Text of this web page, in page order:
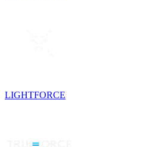
LIGHTFORCE